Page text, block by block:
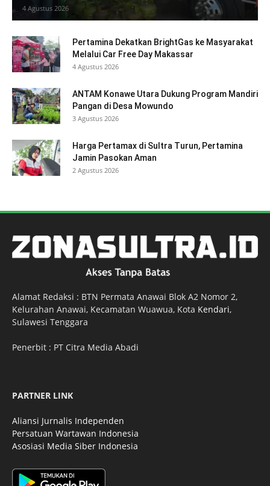
4 Agustus 2026
Pertamina Dekatkan BrightGas ke Masyarakat
Melalui Car Free Day Makassar
4 Agustus 2026
ANTAM Konawe Utara Dukung Program Mandiri
Pangan di Desa Mowundo
3 Agustus 2026
Harga Pertamax di Sultra Turun, Pertamina
Jamin Pasokan Aman
2 Agustus 2026
Alamat Redaksi : BTN Permata Anawai Blok A2 Nomor 2,
Kelurahan Anawai, Kecamatan Wuawua, Kota Kendari,
Sulawesi Tenggara
Penerbit : PT Citra Media Abadi
PARTNER LINK
Aliansi Jurnalis Independen
Persatuan Wartawan Indonesia
Asosiasi Media Siber Indonesia